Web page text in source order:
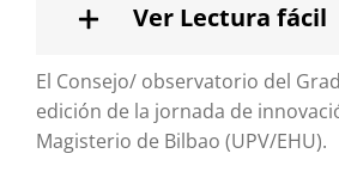
Ver Lectura fácil
El Consejo/ observatorio del
edición de la jornada de
Magisterio de Bilbao (UPV/EHU).